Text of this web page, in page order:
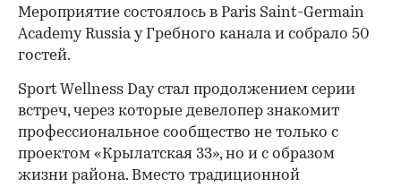
Мероприятие состоялось в Paris Saint-Germain
Academy Russia у Гребного канала и собрало 50
гостей.
Sport Wellness Day стал продолжением серии
встреч, через которые девелопер знакомит
профессиональное сообщество не только с
проектом «Крылатская 33», но и с образом
жизни района. Вместо традиционной